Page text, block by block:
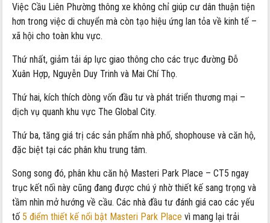
Việc Cầu Liên Phường thông xe không chỉ giúp cư dân thuận tiện
hơn trong việc di chuyển mà còn tạo hiệu ứng lan tỏa về kinh tế –
xã hội cho toàn khu vực.
Thứ nhất, giảm tải áp lực giao thông cho các trục đường Đỗ
Xuân Hợp, Nguyễn Duy Trinh và Mai Chí Thọ.
Thứ hai, kích thích dòng vốn đầu tư và phát triển thương mại –
dịch vụ quanh khu vực The Global City.
Thứ ba, tăng giá trị các sản phẩm nhà phố, shophouse và căn hộ,
đặc biệt tại các phân khu trung tâm.
Song song đó, phân khu căn hộ Masteri Park Place – CT5 ngay
trục kết nối này cũng đang được chú ý nhờ thiết kế sang trọng và
tầm nhìn mở hướng về cầu. Các nhà đầu tư đánh giá cao các yếu
tố 5 điểm thiết kế nổi bật Masteri Park Place vì mang lại trải